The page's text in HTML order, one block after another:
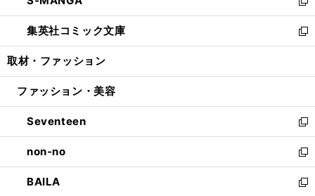
開
く
ウ
で
開
ン
ド
ウ
開
い
ウ
ィ
ン
ウ
開
く
新
し
い
ウ
ン
ウ
で
開
く
集英社コミック文庫
新
し
ウ
ン
ド
ウ
で
開
く
取材・ファッション
ファッション・美容
Seventeen
新
し
い
ウ
ィ
non-no
新
し
い
BAILA
新